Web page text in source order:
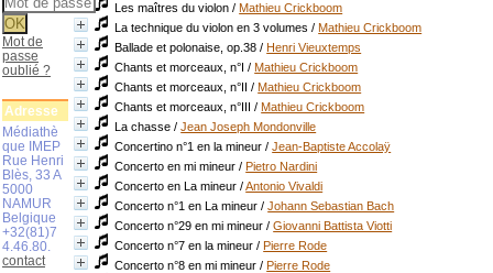
Les maîtres du violon /Mathieu Crickboom
La technique du violon en 3 volumes /Mathieu Crickboom
Ballade et polonaise, op.38 /Henri Vieuxtemps
Chants et morceaux, n°I /Mathieu Crickboom
Chants et morceaux, n°II /Mathieu Crickboom
Chants et morceaux, n°III /Mathieu Crickboom
La chasse /Jean Joseph Mondonville
Concertino n°1 en la mineur /Jean-Baptiste Accolaÿ
Concerto en mi mineur /Pietro Nardini
Concerto en La mineur /Antonio Vivaldi
Concerto n°1 en La mineur /Johann Sebastian Bach
Concerto n°29 en mi mineur /Giovanni Battista Viotti
Concerto n°7 en la mineur /Pierre Rode
Concerto n°8 en mi mineur /Pierre Rode
Mot de
passe
oublié ?
Adresse
Médiathè
que IMEP
Rue Henri
Blès, 33 A
5000
NAMUR
Belgique
+32(81)7
4.46.80.
contact